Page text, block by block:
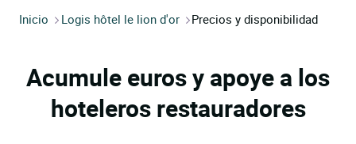
Inicio Logis hôtel le lion d'or Precios y disponibilidad
Acumule euros y apoye a los
hoteleros restauradores